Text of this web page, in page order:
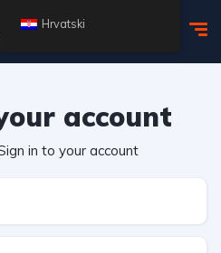
account
in to your account
Hrvatski